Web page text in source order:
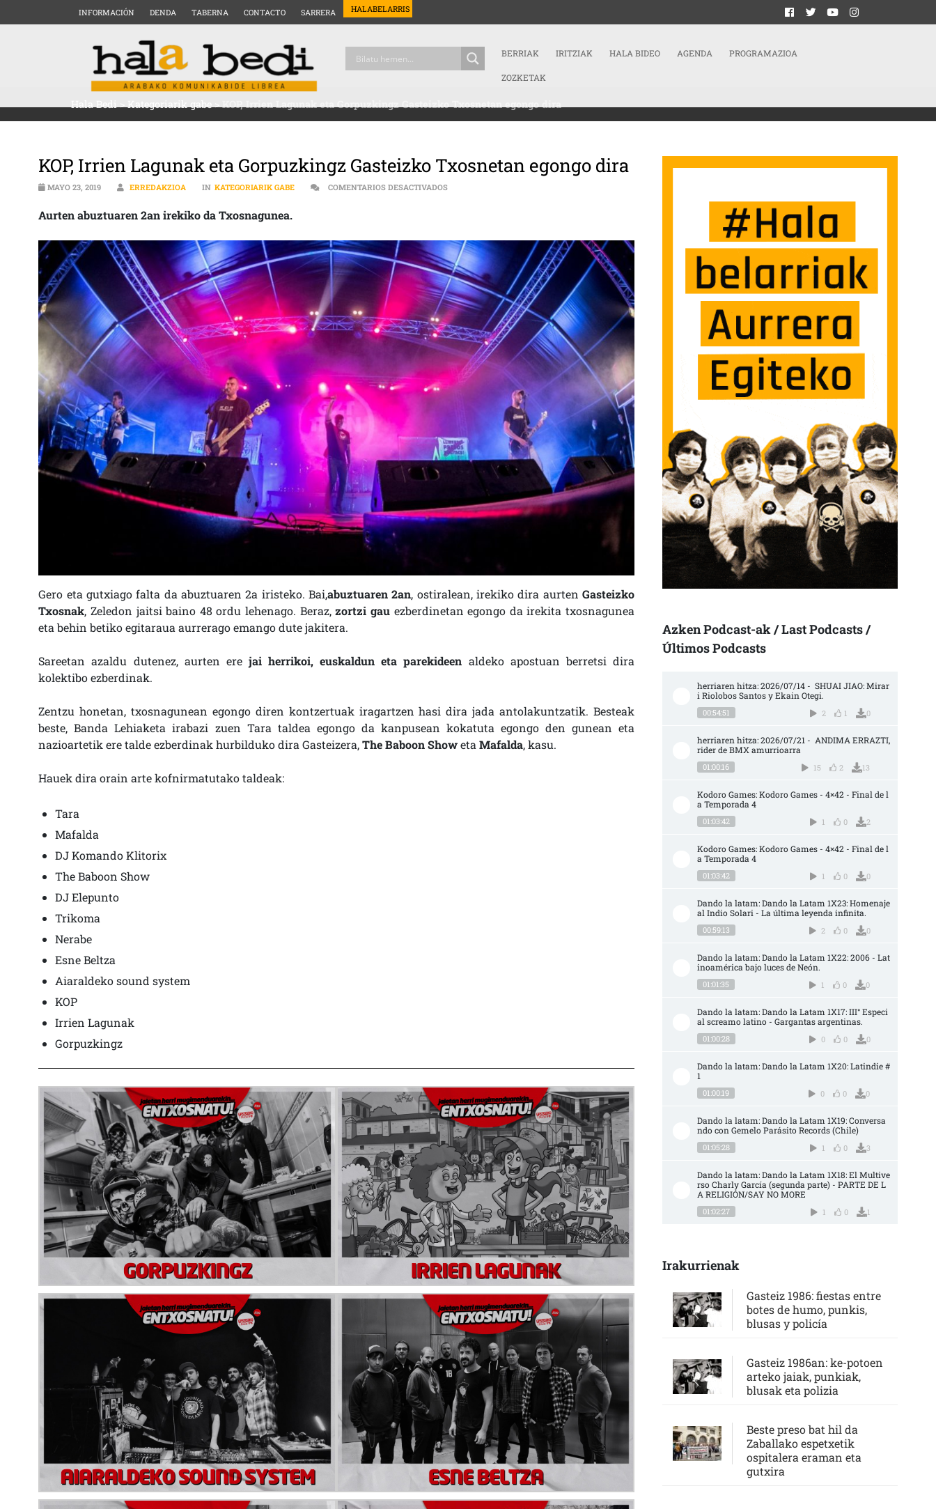
INFORMACIÓN DENDA TABERNA CONTACTO SARRERA HALABELARRIS
BERRIAK IRITZIAK HALA BIDEO AGENDA PROGRAMAZIOA
ZOZKETAK
Hala Bedi>Kategoriarik gabe>KOP, Irrien Lagunak eta Gorpuzkingz Gasteizko Txosnetan egongo dira
KOP, Irrien Lagunak eta Gorpuzkingz Gasteizko Txosnetan egongo dira
MAYO 23, 2019 ERREDAKZIOA IN KATEGORIARIK GABE COMENTARIOS DESACTIVADOSEN KOP, IRRIEN LAGUNAK ETA GORPUZKINGZ GASTEIZKO TXOSNETAN EGONGO DIRA
Aurten abuztuaren 2an irekiko da Txosnagunea.
Gero eta gutxiago falta da abuztuaren 2a iristeko. Bai,abuztuaren 2an, ostiralean, irekiko dira aurten Gasteizko
Txosnak, Zeledon jaitsi baino 48 ordu lehenago. Beraz,zortzi gauezberdinetan egongo da irekita txosnagunea
eta behin betiko egitaraua aurrerago emango dute jakitera.
Sareetan azaldu dutenez, aurten erejai herrikoi, euskaldun eta parekideen aldeko apostuan berretsi dira
kolektibo ezberdinak.
Zentzu honetan, txosnagunean egongo diren kontzertuak iragartzen hasi dira jada antolakuntzatik. Besteak
beste, Banda Lehiaketa irabazi zuen Tara taldea egongo da kanpusean kokatuta egongo den gunean eta
nazioartetik ere talde ezberdinak hurbilduko dira Gasteizera,The Baboon ShowetaMafalda, kasu.
Hauek dira orain arte kofnirmatutako taldeak:
Tara
Mafalda
DJ Komando Klitorix
The Baboon Show
DJ Elepunto
Trikoma
Nerabe
Esne Beltza
Aiaraldeko sound system
KOP
Irrien Lagunak
Gorpuzkingz
Azken Podcast-ak / Last Podcasts /
Últimos Podcasts
herriaren hitza: 2026/07/14 -  SHUAI JIAO: Mirar
i Riolobos Santos y Ekain Otegi.
00:54:51 2 1 0
herriaren hitza: 2026/07/21 -  ANDIMA ERRAZTI,
rider de BMX amurrioarra
01:00:16 15 2 13
Kodoro Games: Kodoro Games - 4×42 - Final de l
a Temporada 4
01:03:42 1 0 2
Kodoro Games: Kodoro Games - 4×42 - Final de l
a Temporada 4
01:03:42 1 0 0
Dando la latam: Dando la Latam 1X23: Homenaje
al Indio Solari - La última leyenda infinita.
00:59:13 2 0 0
Dando la latam: Dando la Latam 1X22: 2006 - Lat
inoamérica bajo luces de Neón.
01:01:35 1 0 0
Dando la latam: Dando la Latam 1X17: III° Especi
al screamo latino - Gargantas argentinas.
01:00:28 0 0 0
Dando la latam: Dando la Latam 1X20: Latindie #
1
01:00:19 0 0 0
Dando la latam: Dando la Latam 1X19: Conversa
ndo con Gemelo Parásito Records (Chile)
01:05:28 1 0 3
Dando la latam: Dando la Latam 1X18: El Multive
rso Charly García (segunda parte) - PARTE DE L
A RELIGIÓN/SAY NO MORE
01:02:27 1 0 1
Irakurrienak
Gasteiz 1986: fiestas entre
botes de humo, punkis,
blusas y policía
Gasteiz 1986an: ke-potoen
arteko jaiak, punkiak,
blusak eta polizia
Beste preso bat hil da
Zaballako espetxetik
ospitalera eraman eta
gutxira